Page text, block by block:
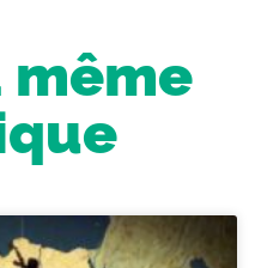
même